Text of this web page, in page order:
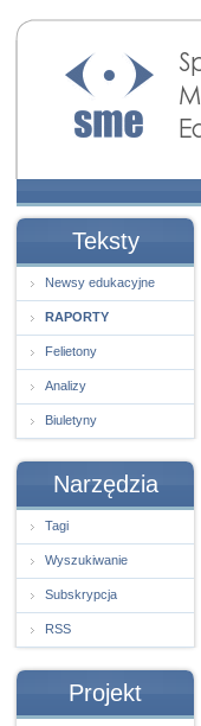
Społeczny
Edukacji
Teksty
Newsy edukacyjne
RAPORTY
Felietony
Analizy
Biuletyny
Narzędzia
Tagi
Wyszukiwanie
Subskrypcja
RSS
Projekt